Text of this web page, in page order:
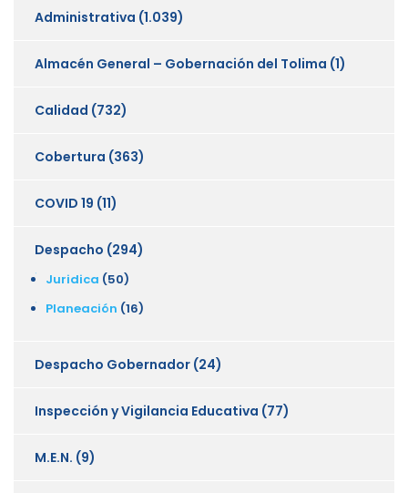
Administrativa (1.039)
Almacén General – Gobernación del Tolima (1)
Calidad (732)
Cobertura (363)
COVID 19 (11)
Despacho (294)
Juridica (50)
Planeación (16)
Despacho Gobernador (24)
Inspección y Vigilancia Educativa (77)
M.E.N. (9)